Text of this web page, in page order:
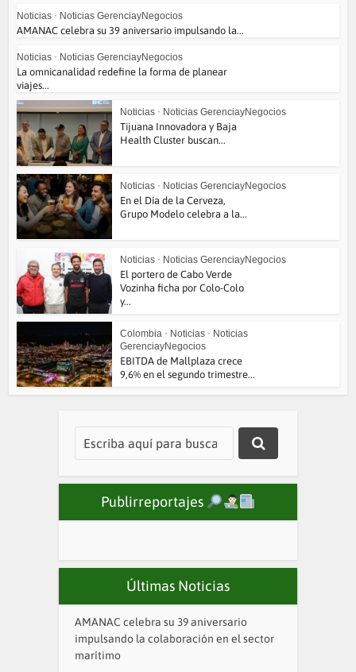
Noticias • Noticias GerenciayNegocios
AMANAC celebra su 39 aniversario impulsando la...
Noticias • Noticias GerenciayNegocios
La omnicanalidad redefine la forma de planear
viajes...
Noticias • Noticias GerenciayNegocios
Tijuana Innovadora y Baja
Health Cluster buscan...
Noticias • Noticias GerenciayNegocios
En el Día de la Cerveza,
Grupo Modelo celebra a la...
Noticias • Noticias GerenciayNegocios
El portero de Cabo Verde
Vozinha ficha por Colo-Colo
y...
Colombia • Noticias • Noticias
GerenciayNegocios
EBITDA de Mallplaza crece
9,6% en el segundo trimestre...
Publirreportajes
Últimas Noticias
AMANAC celebra su 39 aniversario
impulsando la colaboración en el sector
marítimo